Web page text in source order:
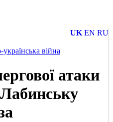
UK EN RU
війна
атаки